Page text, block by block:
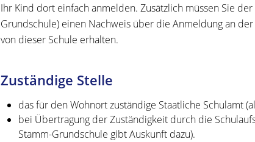
Ihr Kind dort einfach anmelden. Zusätzlich müssen Sie
Grundschule) einen Nachweis über die Anmeldung an
von dieser Schule erhalten.
Zuständige Stelle
das für den Wohnort zuständige Staatliche Schulamt
bei Übertragung der Zuständigkeit durch die
Stamm-Grundschule gibt Auskunft dazu).